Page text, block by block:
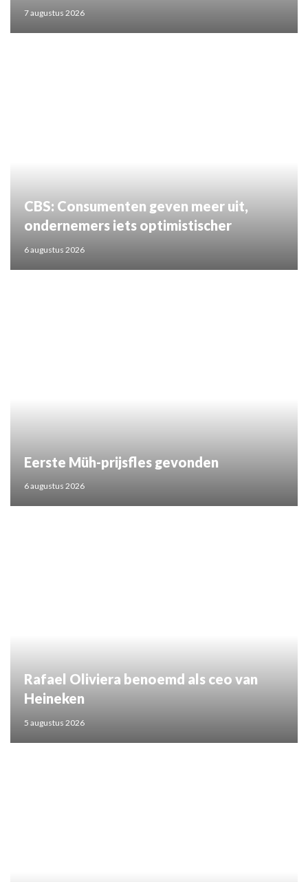
7 augustus 2026
CBS: Consumenten geven meer uit,
ondernemers iets optimistischer
6 augustus 2026
Eerste Müh-prijsfles gevonden
6 augustus 2026
Rafael Oliviera benoemd als ceo van
Heineken
5 augustus 2026